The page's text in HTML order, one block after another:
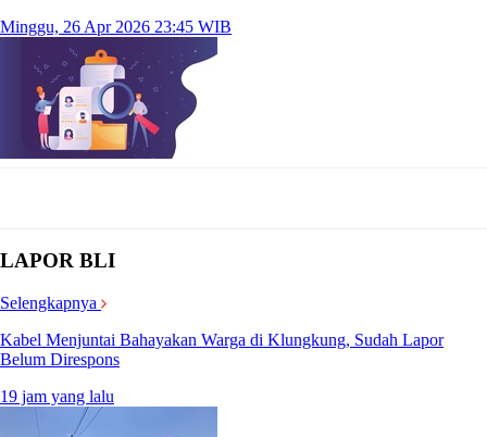
Minggu, 26 Apr 2026 23:45 WIB
LAPOR BLI
Selengkapnya
Kabel Menjuntai Bahayakan Warga di Klungkung, Sudah Lapor
Belum Direspons
19 jam yang lalu